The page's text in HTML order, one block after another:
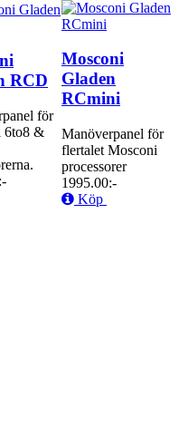
RCD
för
6to8 &
Mosconi
Gladen
RCmini
Manöverpanel för
flertalet Mosconi
processorer
1995.00:-
Köp